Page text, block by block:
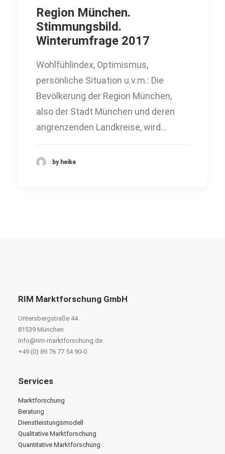
Region München.
Stimmungsbild.
Winterumfrage 2017
Wohlfühlindex, Optimismus,
persönliche Situation u.v.m.: Die
Bevölkerung der Region München,
also der Stadt München und deren
angrenzenden Landkreise, wird…
by heike
RIM Marktforschung GmbH
Untersbergstraße 44
81539 München
info@rim-marktforschung.de
+49 (0) 89 76 77 54 90-0
Services
Marktforschung
Beratung
Dienstleistungsmodell
Qualitative Marktforschung
Quantitative Marktforschung